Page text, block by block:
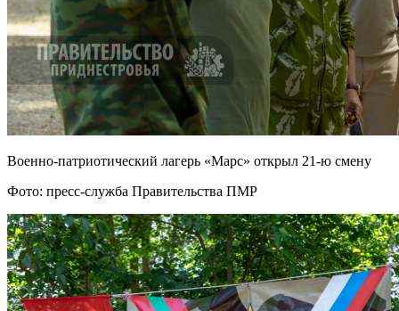
Военно-патриотический лагерь «Марс» открыл 21-ю смену
Фото: пресс-служба Правительства ПМР